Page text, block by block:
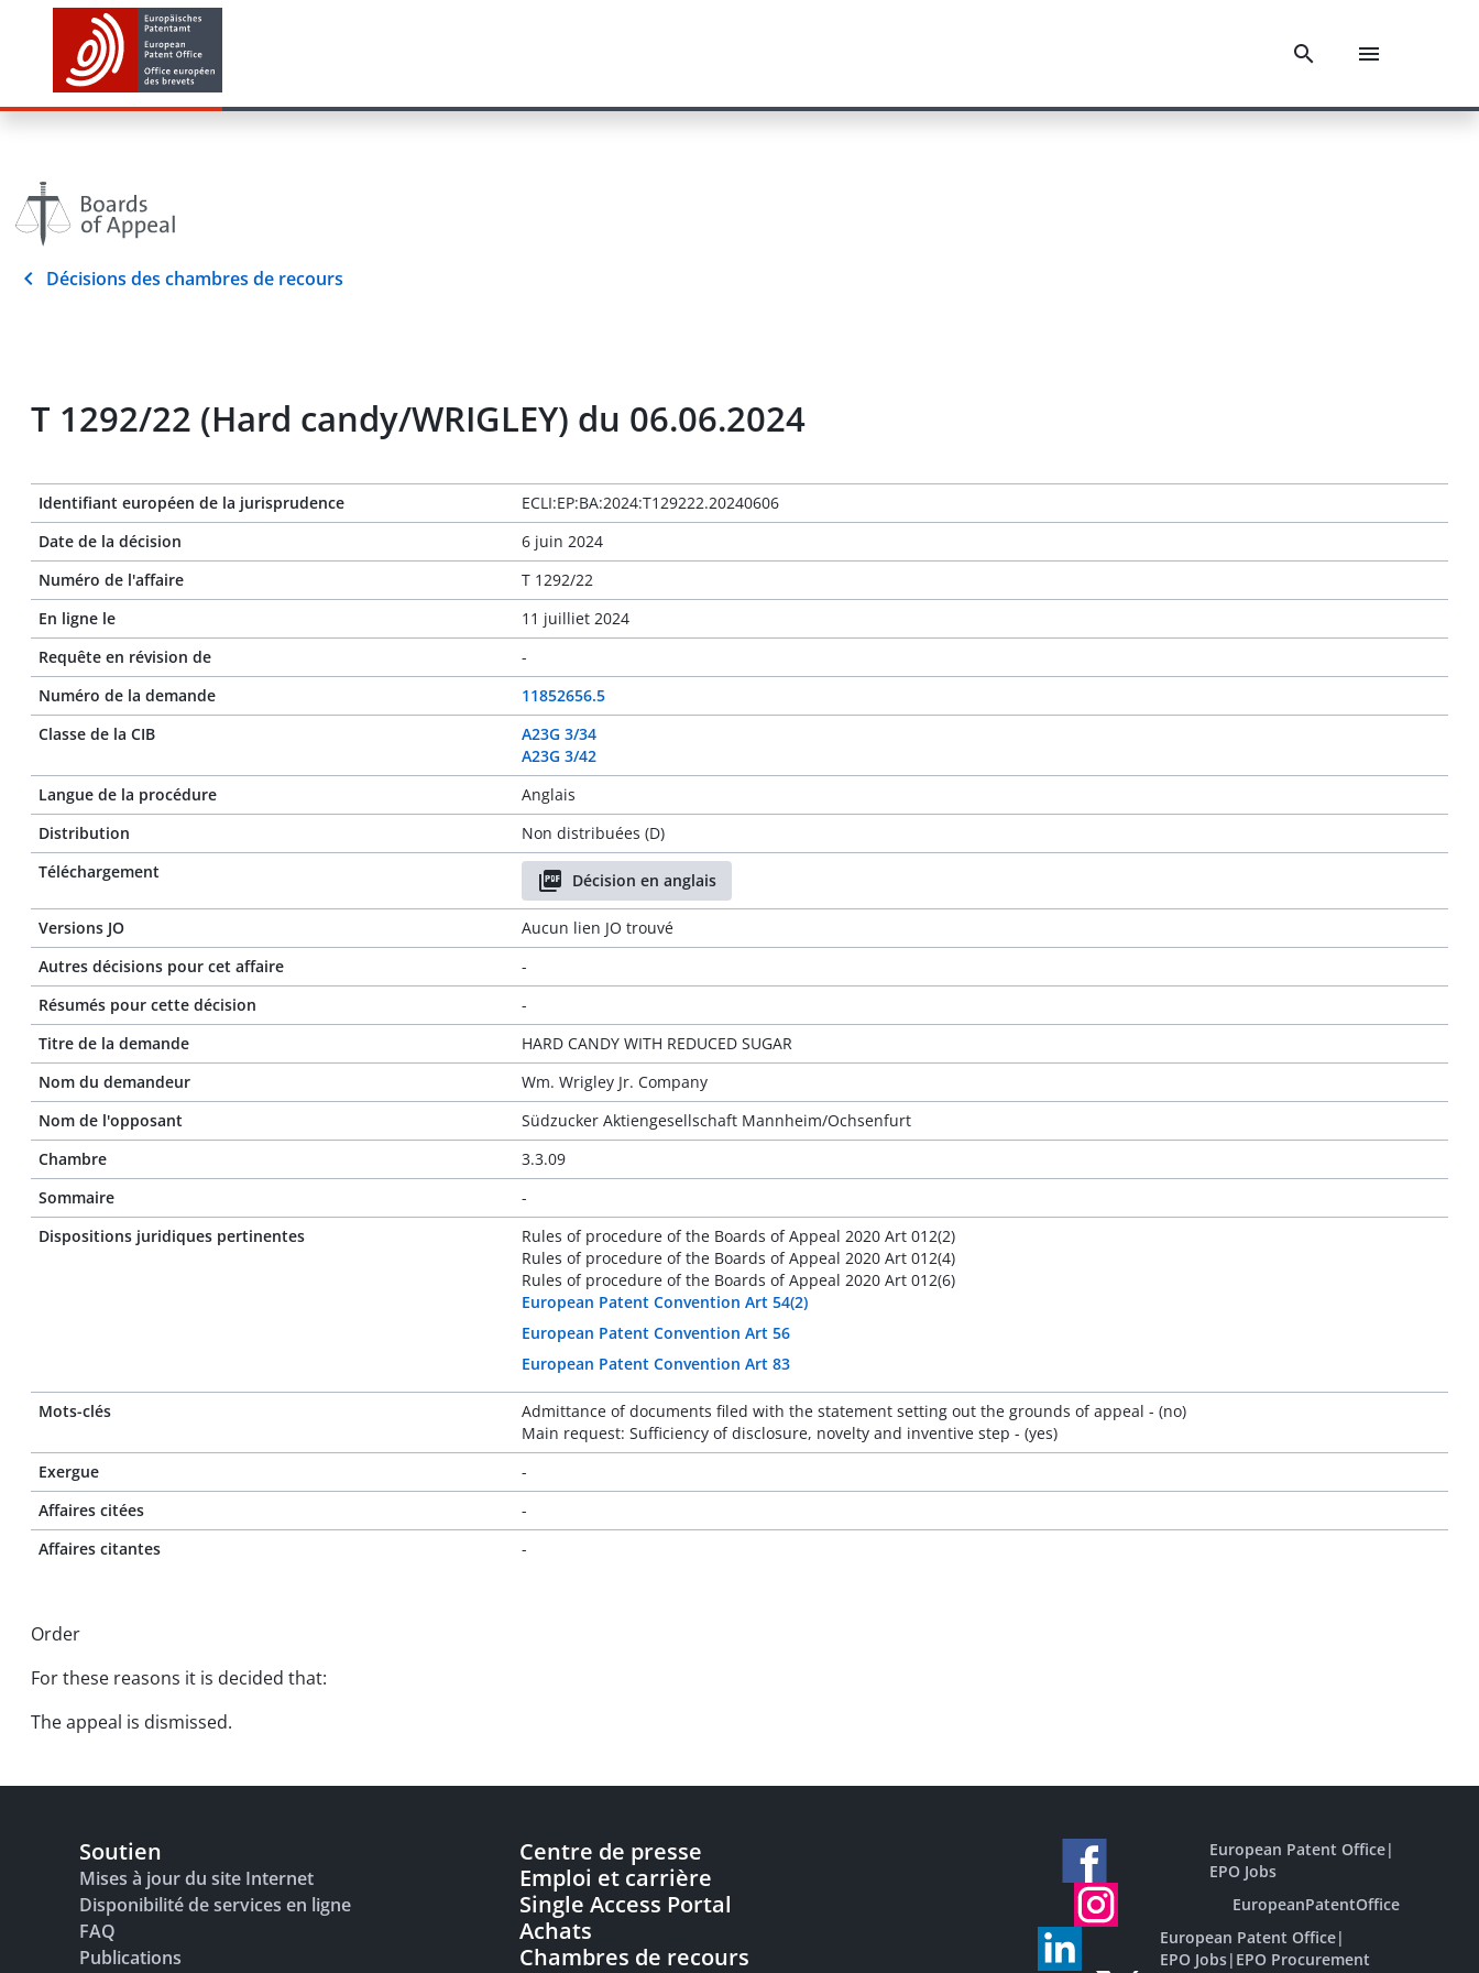
Décisions des chambres de recours
T 1292/22 (Hard candy/WRIGLEY) du 06.06.2024
Identifiant européen de la jurisprudence
ECLI:EP:BA:2024:T129222.20240606
Date de la décision
6 juin 2024
Numéro de l'affaire
T 1292/22
En ligne le
11 juilliet 2024
Requête en révision de
-
Numéro de la demande
11852656.5
Classe de la CIB
A23G 3/34
A23G 3/42
Langue de la procédure
Anglais
Distribution
Non distribuées (D)
Téléchargement
Décision en anglais
Versions JO
Aucun lien JO trouvé
Autres décisions pour cet affaire
-
Résumés pour cette décision
-
Titre de la demande
HARD CANDY WITH REDUCED SUGAR
Nom du demandeur
Wm. Wrigley Jr. Company
Nom de l'opposant
Südzucker Aktiengesellschaft Mannheim/Ochsenfurt
Chambre
3.3.09
Sommaire
-
Dispositions juridiques pertinentes
Rules of procedure of the Boards of Appeal 2020 Art 012(2)
Rules of procedure of the Boards of Appeal 2020 Art 012(4)
Rules of procedure of the Boards of Appeal 2020 Art 012(6)
European Patent Convention Art 54(2)
European Patent Convention Art 56
European Patent Convention Art 83
Mots-clés
Admittance of documents filed with the statement setting out the grounds of appeal - (no)
Main request: Sufficiency of disclosure, novelty and inventive step - (yes)
Exergue
-
Affaires citées
-
Affaires citantes
-
Order
For these reasons it is decided that:
The appeal is dismissed.
Soutien
Mises à jour du site Internet
Disponibilité de services en ligne
FAQ
Publications
Centre de presse
Emploi et carrière
Single Access Portal
Achats
Chambres de recours
European Patent Office|
EPO Jobs
EuropeanPatentOffice
European Patent Office|
EPO Jobs| EPO Procurement